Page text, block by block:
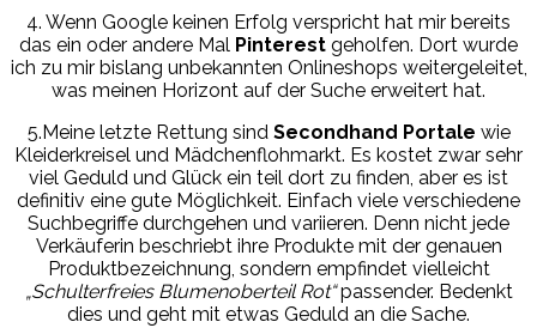
4. Wenn Google keinen Erfolg verspricht hat mir bereits
das ein oder andere Mal Pinterest geholfen. Dort wurde
ich zu mir bislang unbekannten Onlineshops weitergeleitet,
was meinen Horizont auf der Suche erweitert hat.
5.Meine letzte Rettung sind Secondhand Portale wie
Kleiderkreisel und Mädchenflohmarkt. Es kostet zwar sehr
viel Geduld und Glück ein teil dort zu finden, aber es ist
definitiv eine gute Möglichkeit. Einfach viele verschiedene
Suchbegriffe durchgehen und variieren. Denn nicht jede
Verkäuferin beschriebt ihre Produkte mit der genauen
Produktbezeichnung, sondern empfindet vielleicht
„Schulterfreies Blumenoberteil Rot“passender. Bedenkt
dies und geht mit etwas Geduld an die Sache.